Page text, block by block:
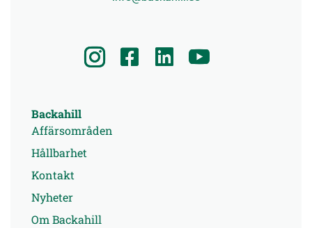
Backahill
Affärsområden
Hållbarhet
Kontakt
Nyheter
Om Backahill